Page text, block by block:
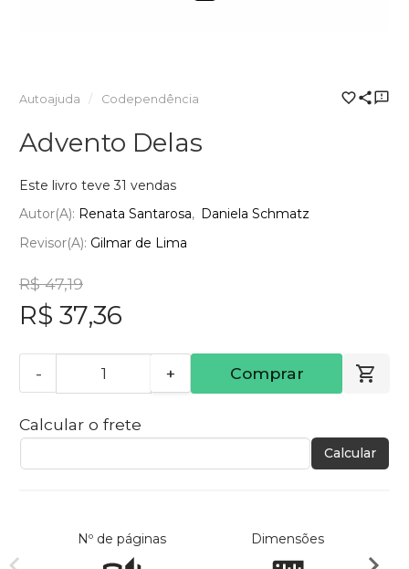
Autoajuda Codependência
Advento Delas
Este livro teve 31 vendas
Autor(a): Renata Santarosa
Daniela Schmatz
Revisor(a): Gilmar de Lima
R$ 47,19
R$ 37,36
- + Comprar
Calcular o frete
Calcular
Nº de páginas Dimensões